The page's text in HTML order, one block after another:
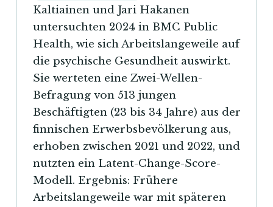
Kaltiainen und Jari Hakanen
untersuchten 2024 in BMC Public
Health, wie sich Arbeitslangeweile auf
die psychische Gesundheit auswirkt.
Sie werteten eine Zwei-Wellen-
Befragung von 513 jungen
Beschäftigten (23 bis 34 Jahre) aus der
finnischen Erwerbsbevölkerung aus,
erhoben zwischen 2021 und 2022, und
nutzten ein Latent-Change-Score-
Modell. Ergebnis: Frühere
Arbeitslangeweile war mit späteren